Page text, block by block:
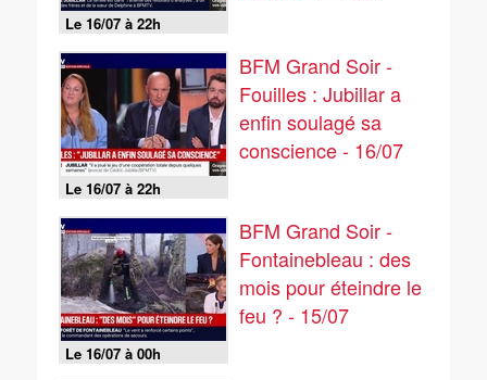
Le 16/07 à 22h
Le 16/07 à 22h
BFM Grand Soir -
Fouilles : Jubillar a
enfin soulagé sa
conscience - 16/07
Le 16/07 à 00h
BFM Grand Soir -
Fontainebleau : des
mois pour éteindre le
feu ? - 15/07